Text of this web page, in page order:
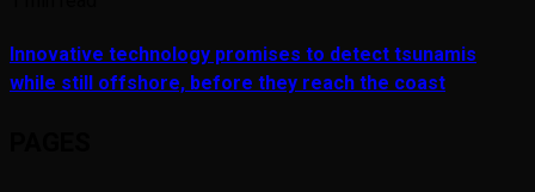
Innovative technology promises to detect tsunamis
while still offshore, before they reach the coast